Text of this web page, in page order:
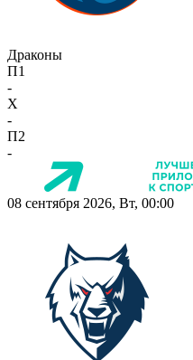
Драконы
П1
-
X
-
П2
-
08 сентября 2026, Вт, 00:00